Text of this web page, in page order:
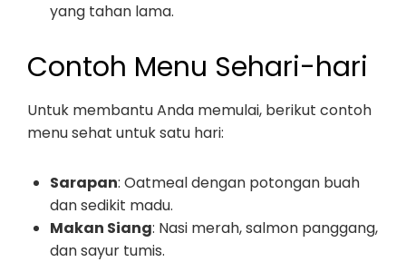
yang tahan lama.
Contoh Menu Sehari-hari
Untuk membantu Anda memulai, berikut contoh
menu sehat untuk satu hari:
Sarapan: Oatmeal dengan potongan buah
dan sedikit madu.
Makan Siang: Nasi merah, salmon panggang,
dan sayur tumis.